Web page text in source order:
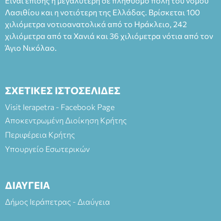
Πλαστήρα), E&G Mini market (Δημοκρατίας 39 Ιεράπετρα)
και στο more.com Χώρος: 3ο Γυμνάσιο Ιεράπετρας
(Είσοδος ΕΠΑ.Λ.) Έναρξη 21:15 Οργάνωση: ΚΝΩΣΟΣ
ΘΕΑΤΡΙΚΕΣ ΠΑΡΑΓΩΓΕΣ ΕΕ
Λασιθίου και η νοτιότερη της Ελλάδας. Βρίσκεται 100
χιλιόμετρα νοτιοανατολικά από το Ηράκλειο, 242
χιλιόμετρα από τα Χανιά και 36 χιλιόμετρα νότια από τον
Άγιο Νικόλαο.
ΣΧΕΤΙΚΕΣ ΙΣΤΟΣΕΛΙΔΕΣ
Visit Ierapetra - Facebook Page
Αποκεντρωμένη Διοίκηση Κρήτης
Περιφέρεια Κρήτης
Υπουργείο Εσωτερικών
ΔΙΑΥΓΕΙΑ
Δήμος Ιεράπετρας - Διαύγεια